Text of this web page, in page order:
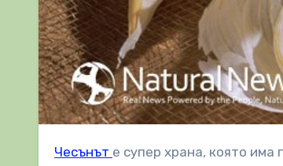
Чесънът е супер храна, която има